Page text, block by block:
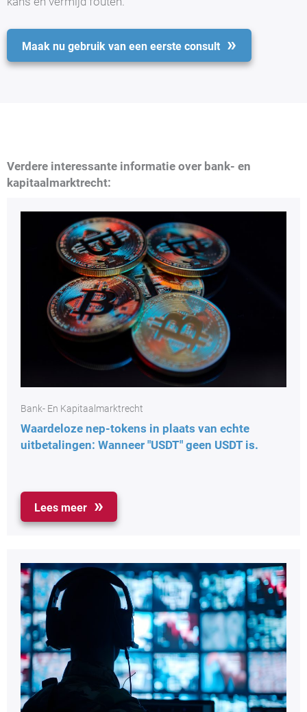
Maak nu gebruik van een eerste consult
Verdere interessante informatie over bank- en
kapitaalmarktrecht:
Bank- En Kapitaalmarktrecht
Waardeloze nep-tokens in plaats van echte
uitbetalingen: Wanneer "USDT" geen USDT is.
Lees meer